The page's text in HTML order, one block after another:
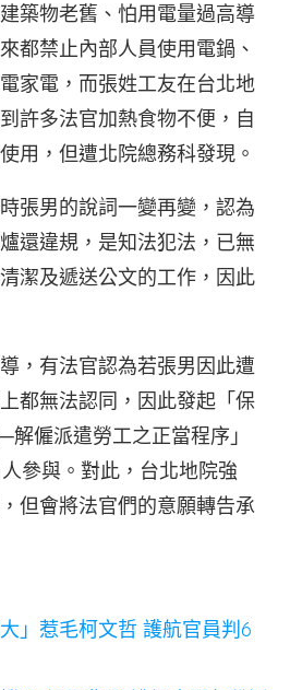
築物老舊、怕用電量過高導
都禁止內部人員使用電鍋、
家電，而張姓工友在台北地
許多法官加熱食物不便，自
用，但遭北院總務科發現。
張男的說詞一變再變，認為
還違規，是知法犯法，已無
潔及遞送公文的工作，因此
，有法官認為若張男因此遭
都無法認同，因此發起「保
僱派遣勞工之正當程序」
參與。對此，台北地院強
但會將法官們的意願轉告承
」惹毛柯文哲 護航官員判6